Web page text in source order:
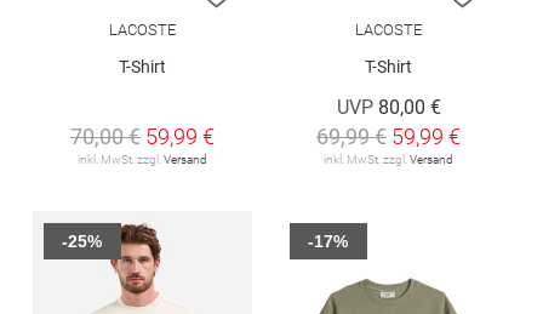
LACOSTE
T-Shirt
70,00 € 59,99 €
inkl. MwSt. zzgl.Versand
LACOSTE
T-Shirt
UVP 80,00 €
69,99 € 59,99 €
inkl. MwSt. zzgl.Versand
-25% -17%